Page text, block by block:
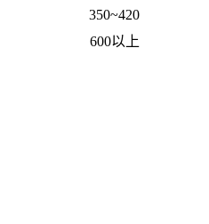
350~420
600以上